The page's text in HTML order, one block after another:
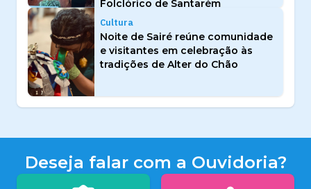
Folclórico de Santarém
Cultura
Noite de Sairé reúne comunidade
e visitantes em celebração às
tradições de Alter do Chão
Deseja falar com a Ouvidoria?